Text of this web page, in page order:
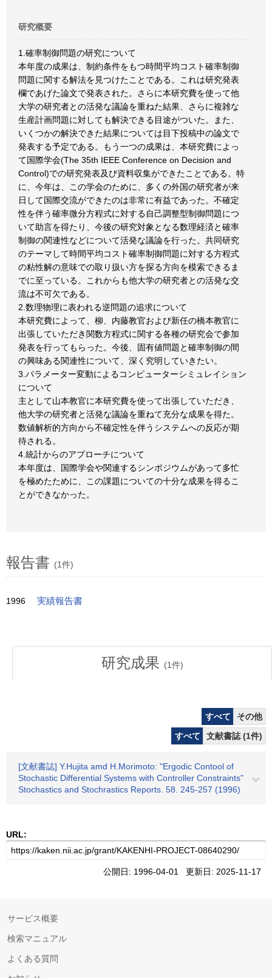
研究概要
1.確率制御問題の研究について
本年度の成果は、制約条件をもつ時間平均コスト確率制御
問題に関する解法を見つけたことである。これは研究発表
欄であげた論文で発表された。さらに本研究費を使って他
大学の研究者との活発な議論を重ねた結果、さらに複雑な
生産計画問題に対しても解決できる目途がついた。また、
いくつかの解決できた結果については目下投稿中の論文で
発表する予定である。もう一つの成果は、本研究費によっ
て国際学会(The 35th IEEE Conference on Decision and
Control)での研究発表及び資料収集ができたことである。特
に、今年は、この学会のために、多くの外国の研究者が来
日して国際交流ができたのは非常に有益であった。不確定
性を伴う確率微分方程式に対する自己調整型制御問題につ
いて助言を得たり、今後の研究対象となる数理経済と確率
制御の関連性などについて活発な議論を行った。共同研究
のテーマして時間平均コスト確率制御問題に対する方程式
の粘性解の意味での取り扱い方を探る方向を模索できるま
でに至っている。これからも他大学の研究者との活発な交
流は不可欠である。
2.数理物理に表われる逆問題の追求について
本研究費によって、柳、内藤教官および新任の橋本教官に
出張していただき関数方程式に関する各種の研究会で参加
発表を行ってもらった。今後、固有値問題と確率制御の間
の興味ある関連性について、深く究明していきたい。
3.パラメーター変動によるコンピューターシミュレイション
について
主として山本教官に本研究費を使って出張していただき、
他大学の研究者と活発な議論を重ねて充分な成果を得た。
数値解析的方向から不確定性を伴うシステムへの反応が期
待される。
4.統計からのアプローチについて
本年度は、国際学会や関連するシンポジウムがあって多忙
を極めたために、この課題についての十分な成果を得るこ
とができなかった。
報告書 (1件)
1996 実績報告書
研究成果 (1件)
すべて
その他
すべて
文献書誌 (1件)
[文献書誌] Y.Hujita amd H.Morimoto: "Ergodic Contool of
Stochastic Differential Systems with Controller Constraints"
Stochastics and Stochrastics Reports. 58. 245-257 (1996)
URL:
公開日: 1996-04-01 更新日: 2025-11-17
サービス概要
検索マニュアル
よくある質問